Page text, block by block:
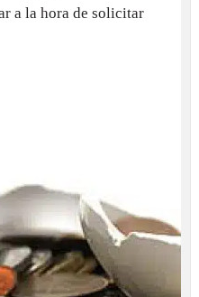
a la hora de solicitar